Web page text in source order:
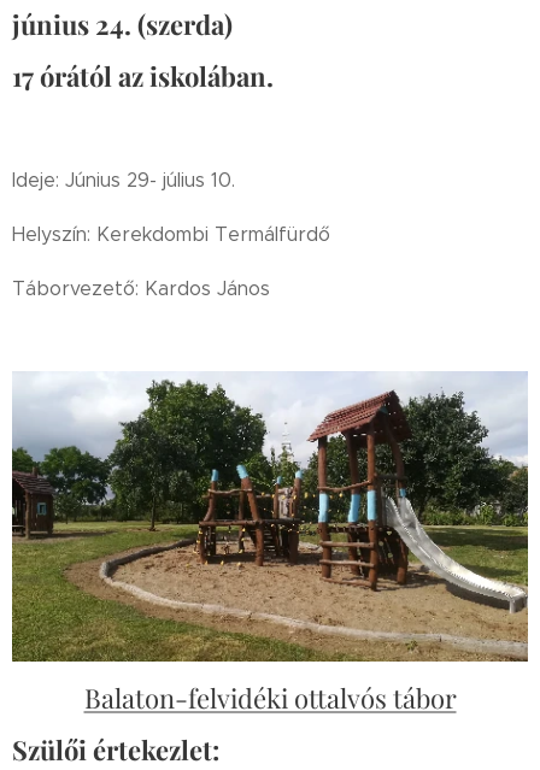
június 24. (szerda)
17 órától az iskolában.
Ideje: Június 29- július 10.
Helyszín: Kerekdombi Termálfürdő
Táborvezető: Kardos János
Balaton-felvidéki ottalvós tábor
Szülői értekezlet: